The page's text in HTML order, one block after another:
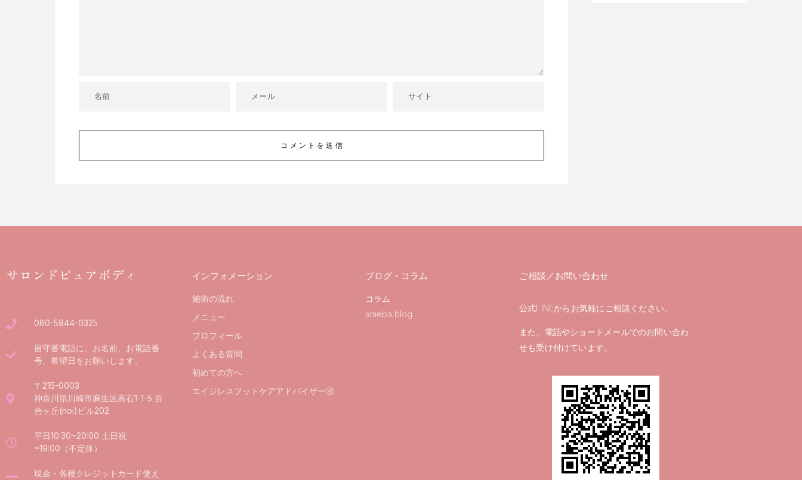
コメントを送信
サロンドピュアボディ
080-5944-0325
留守番電話に、お名前、お電話番
号、希望日をお願いします。
〒215-0003
神奈川県川崎市麻生区高石1-1-5 百
合ヶ丘(noi)ビル202
平日10:30~20:00 土日祝
~19:00（不定休）
現金・各種クレジットカード使え
インフォメーション
施術の流れ
メニュー
プロフィール
よくある質問
初めての方へ
エイジレスフットケアアドバイザーⓇ
ブログ・コラム
コラム
ameba blog
ご相談／お問い合わせ
公式LINEからお気軽にご相談ください。
また、電話やショートメールでのお問い合わ
せも受け付けています。